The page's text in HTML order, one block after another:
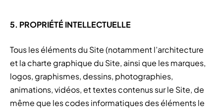
5. PROPRIÉTÉ INTELLECTUELLE
Tous les éléments du Site (notamment l’architecture
et la charte graphique du Site, ainsi que les marques,
logos, graphismes, dessins, photographies,
animations, vidéos, et textes contenus sur le Site, de
même que les codes informatiques des éléments le